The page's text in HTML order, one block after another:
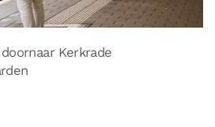
Kerkrade